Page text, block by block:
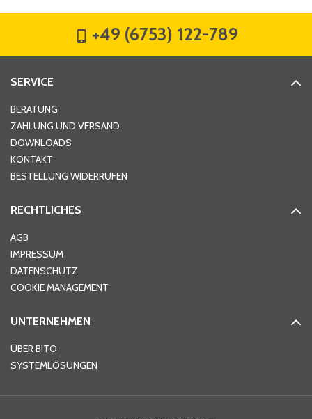
Hausnummer
Ort*
Telefon
+49 (6753) 122-789
SERVICE
BERATUNG
ZAHLUNG UND VERSAND
DOWNLOADS
KONTAKT
BESTELLUNG WIDERRUFEN
RECHTLICHES
AGB
IMPRESSUM
DATENSCHUTZ
COOKIE MANAGEMENT
UNTERNEHMEN
ÜBER BITO
SYSTEMLÖSUNGEN